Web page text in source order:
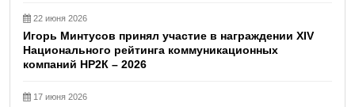
22 июня 2026
Игорь Минтусов принял участие в награждении XIV
Национального рейтинга коммуникационных
компаний НР2К – 2026
17 июня 2026